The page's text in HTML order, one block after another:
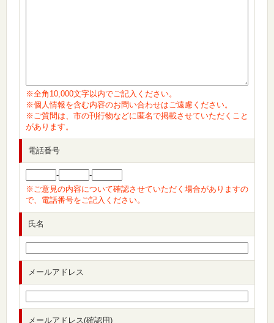
※全角10,000文字以内でご記入ください。
※個人情報を含む内容のお問い合わせはご遠慮ください。
※ご質問は、市の刊行物などに匿名で掲載させていただくこと
があります。
電話番号
-
-
※ご意見の内容について確認させていただく場合がありますの
で、電話番号をご記入ください。
氏名
メールアドレス
メールアドレス(確認用)